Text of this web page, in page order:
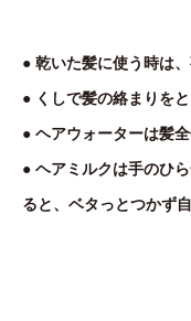
● 乾いた髪に使う時は
● くしで髪の絡まりを
● ヘアウォーターは髪
● ヘアミルクは手のひ
ると、ベタっとつかず